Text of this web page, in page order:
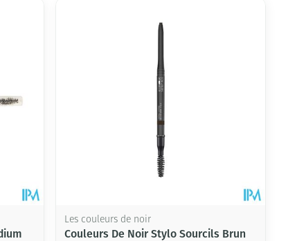
Les couleurs de noir
Couleurs De Noir Stylo Sourcils Brun